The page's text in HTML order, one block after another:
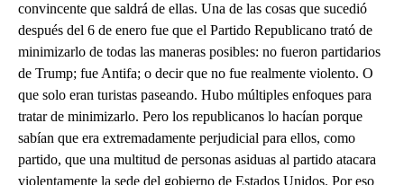
convincente que saldrá de ellas. Una de las cosas que sucedió
después del 6 de enero fue que el Partido Republicano trató de
minimizarlo de todas las maneras posibles: no fueron partidarios
de Trump; fue Antifa; o decir que no fue realmente violento. O
que solo eran turistas paseando. Hubo múltiples enfoques para
tratar de minimizarlo. Pero los republicanos lo hacían porque
sabían que era extremadamente perjudicial para ellos, como
partido, que una multitud de personas asiduas al partido atacara
violentamente la sede del gobierno de Estados Unidos. Por eso